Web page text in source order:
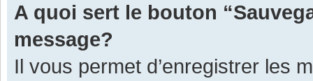
A quoi sert le bouton
message?
Il vous permet d’enregistrer les